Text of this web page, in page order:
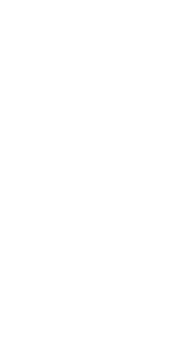
communal staircase, the
on the third floor, from
room at the rear with a
microwave, dishwasher,
can enjoy the morning
at the front. The modern
In the hallway is also a
street near the Erasmus
or workout. The
are also several